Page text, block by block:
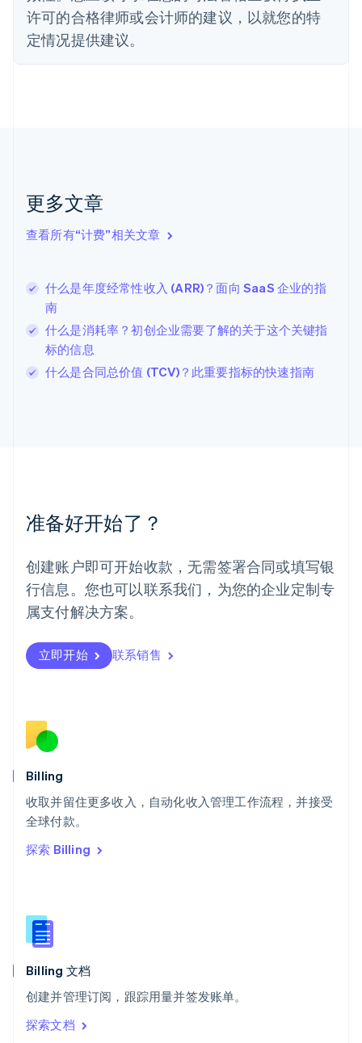
许可的合格律师或会计师的建议，以就您的特
定情况提供建议。
更多文章
查看所有“计费”相关文章
什么是年度经常性收入 (ARR)？面向 SaaS 企业的指
南
什么是消耗率？初创企业需要了解的关于这个关键指
标的信息
什么是合同总价值 (TCV)？此重要指标的快速指南
准备好开始了？
创建账户即可开始收款，无需签署合同或填写银
行信息。您也可以联系我们，为您的企业定制专
属支付解决方案。
立即开始 联系销售
Billing
收取并留住更多收入，自动化收入管理工作流程，并接受
全球付款。
探索 Billing
Billing 文档
创建并管理订阅，跟踪用量并签发账单。
探索文档
Deutsch English
法国
FrançaisEnglish
芬兰
克罗地亚
EnglishItaliano
拉脱维亚
English
列支敦士登
Deutsch
卢森堡
FrançaisDeutsch English
罗马尼亚
English
挪威
葡萄牙
Português English
日本
日本語English
瑞典
瑞士
DeutschFrançais
English
斯洛文尼亚
泰国
ไทยEnglish
希腊
English
西班牙
新西兰
English
匈牙利
English
ItalianoEnglish
印度
English